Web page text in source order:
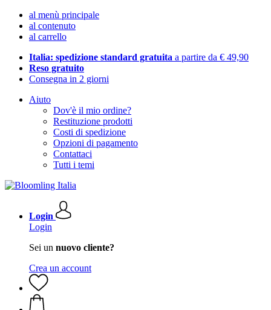
al menù principale
al contenuto
al carrello
Italia: spedizione standard gratuita a partire da € 49,90
Reso gratuito
Consegna in 2 giorni
Aiuto
Dov'è il mio ordine?
Restituzione prodotti
Costi di spedizione
Opzioni di pagamento
Contattaci
Tutti i temi
Login
Login
Sei un nuovo cliente?
Crea un account